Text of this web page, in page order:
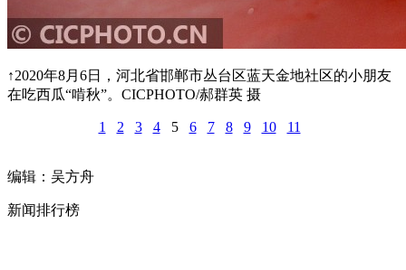
↑2020年8月6日，河北省邯郸市丛台区蓝天金地社区的小朋友
在吃西瓜“啃秋”。CICPHOTO/郝群英 摄
1 2 3 4 5 6 7 8 9 10 11
编辑：吴方舟
新闻排行榜